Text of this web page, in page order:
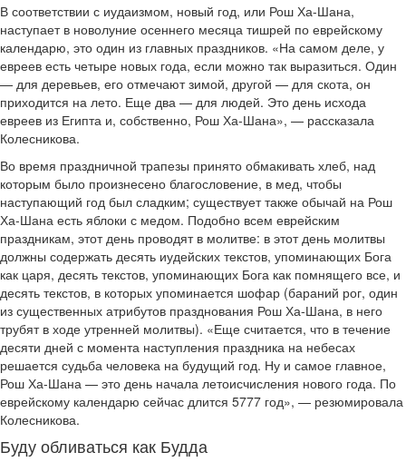
В соответствии с иудаизмом, новый год, или Рош Ха-Шана,
наступает в новолуние осеннего месяца тишрей по еврейскому
календарю, это один из главных праздников. «На самом деле, у
евреев есть четыре новых года, если можно так выразиться. Один
— для деревьев, его отмечают зимой, другой — для скота, он
приходится на лето. Еще два — для людей. Это день исхода
евреев из Египта и, собственно, Рош Ха-Шана», — рассказала
Колесникова.
Во время праздничной трапезы принято обмакивать хлеб, над
которым было произнесено благословение, в мед, чтобы
наступающий год был сладким; существует также обычай на Рош
Ха-Шана есть яблоки с медом. Подобно всем еврейским
праздникам, этот день проводят в молитве: в этот день молитвы
должны содержать десять иудейских текстов, упоминающих Бога
как царя, десять текстов, упоминающих Бога как помнящего все, и
десять текстов, в которых упоминается шофар (бараний рог, один
из существенных атрибутов празднования Рош Ха-Шана, в него
трубят в ходе утренней молитвы). «Еще считается, что в течение
десяти дней с момента наступления праздника на небесах
решается судьба человека на будущий год. Ну и самое главное,
Рош Ха-Шана — это день начала летоисчисления нового года. По
еврейскому календарю сейчас длится 5777 год», — резюмировала
Колесникова.
Буду обливаться как Будда